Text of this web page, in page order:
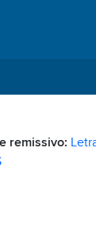
remissivo: